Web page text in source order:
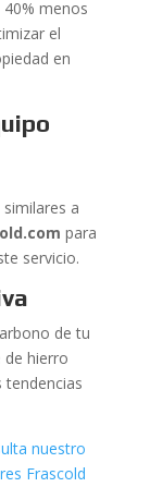
menos
el
en
a
para
servicio.
de tu
de hierro
tendencias
nuestro
Frascold